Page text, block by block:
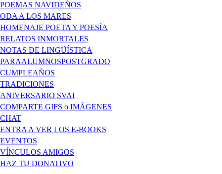
POEMAS NAVIDEÑOS
ODA A LOS MARES
HOMENAJE POETA Y POESÍA
RELATOS INMORTALES
NOTAS DE LINGÜÍSTICA
PARAALUMNOSPOSTGRADO
CUMPLEAÑOS
TRADICIONES
ANIVERSARIO SVAI
COMPARTE GIFS o IMÁGENES
CHAT
ENTRA A VER LOS E-BOOKS
EVENTOS
VÍNCULOS AMIGOS
HAZ TU DONATIVO